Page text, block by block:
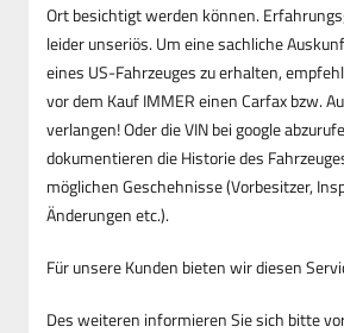
Ort besichtigt werden können.
leider unseriös. Um eine sachliche
eines US-Fahrzeuges zu erhalten,
vor dem Kauf IMMER einen Carfax bzw.
verlangen! Oder die VIN bei google
dokumentieren die Historie des
möglichen Geschehnisse (Vorbesitzer,
Änderungen etc.).
Für unsere Kunden bieten wir diesen
Des weiteren informieren Sie sich bitte